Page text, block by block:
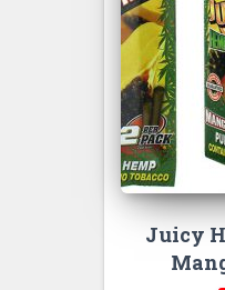
Juicy